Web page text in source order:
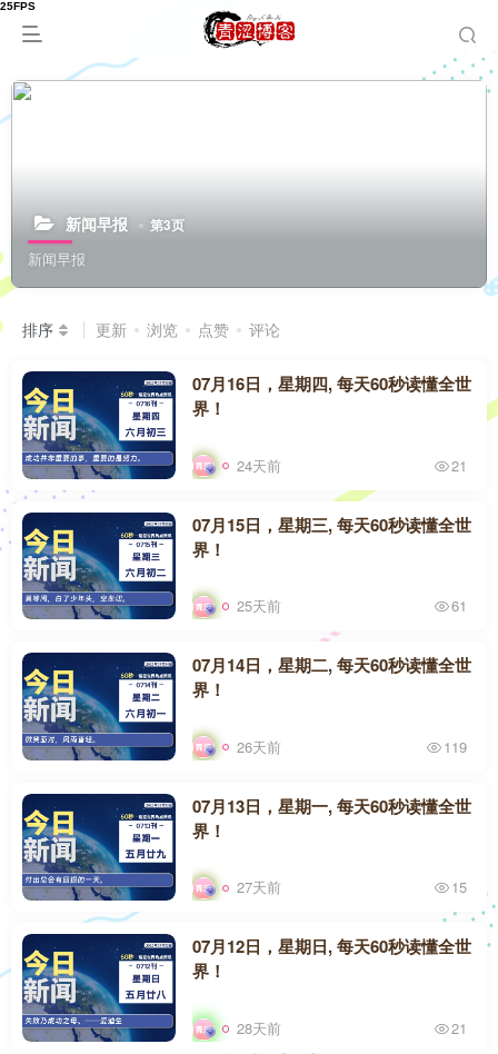
新闻早报 第3页
新闻早报
排序 更新 浏览 点赞 评论
07月16日，星期四, 每天60秒读懂全世
界！
24天前 21
07月15日，星期三, 每天60秒读懂全世
界！
25天前 61
07月14日，星期二, 每天60秒读懂全世
界！
26天前 119
07月13日，星期一, 每天60秒读懂全世
界！
27天前 15
07月12日，星期日, 每天60秒读懂全世
界！
28天前 21